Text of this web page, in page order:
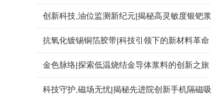
创新科技,油位监测新纪元|揭秘高灵敏度银钯浆料的奥秘
抗氧化镀锡铜箔胶带|科技引领下的新材料革命
金色脉络|探索低温烧结金导体浆料的创新之旅
科技守护,磁场无忧|揭秘先进院创新手机隔磁吸波贴片